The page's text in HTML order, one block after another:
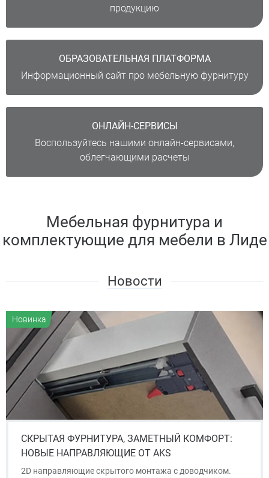
продукцию
ОБРАЗОВАТЕЛЬНАЯ ПЛАТФОРМА
Информационный сайт про мебельную фурнитуру
ОНЛАЙН-СЕРВИСЫ
Воспользуйтесь нашими онлайн-сервисами,
облегчающими расчеты
Мебельная фурнитура и
комплектующие для мебели в Лиде
Новости
Новинка
СКРЫТАЯ ФУРНИТУРА, ЗАМЕТНЫЙ КОМФОРТ:
НОВЫЕ НАПРАВЛЯЮЩИЕ ОТ AKS
2D направляющие скрытого монтажа с доводчиком.